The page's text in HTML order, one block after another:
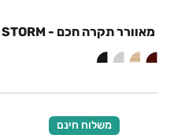
מאוורר תקרה חכם - STORM
משלוח חינם